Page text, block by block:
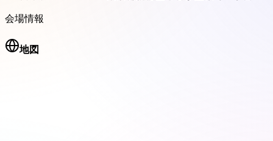
会場情報
地図